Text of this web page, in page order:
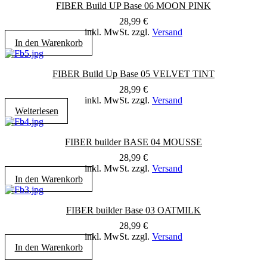
FIBER Build UP Base 06 MOON PINK
28,99 €
inkl. MwSt. zzgl. Versand
In den Warenkorb
FIBER Build Up Base 05 VELVET TINT
28,99 €
inkl. MwSt. zzgl. Versand
Weiterlesen
FIBER builder BASE 04 MOUSSE
28,99 €
inkl. MwSt. zzgl. Versand
In den Warenkorb
FIBER builder Base 03 OATMILK
28,99 €
inkl. MwSt. zzgl. Versand
In den Warenkorb